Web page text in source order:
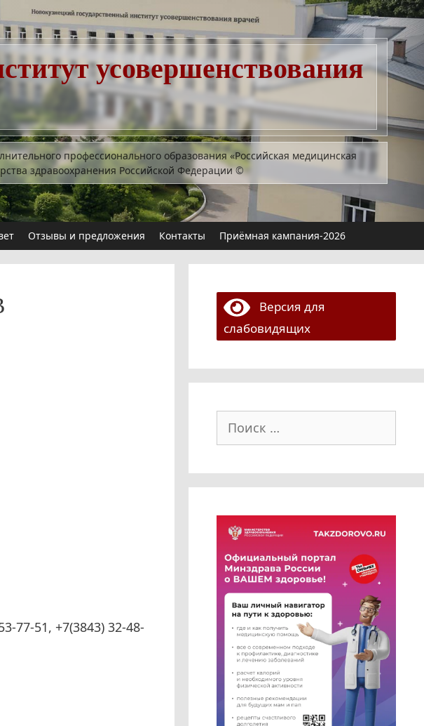
усовершенствования
профессионального образования «Российская медицинская
здравоохранения Российской Федерации©
Отзывы и предложения Контакты Приёмная кампания-2026
77-51, +7(3843) 32-48-
Версия для
слабовидящих